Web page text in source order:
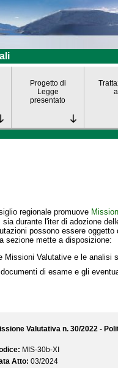
Progetto di
Legge
presentato
regionale promuove
sia durante l'iter di adozione
possono essere oggetto
sezione mette a disposizione:
Missioni Valutative e le analisi
di esame e gli
Valutativa n. 30/2022 -
MIS-30b-XI
Atto: 03/2024